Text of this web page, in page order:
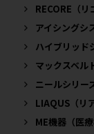
RECORE（リ
アイシングシ
ハイブリッド
マックスベル
ニールシリー
LIAQUS（リ
ME機器（医